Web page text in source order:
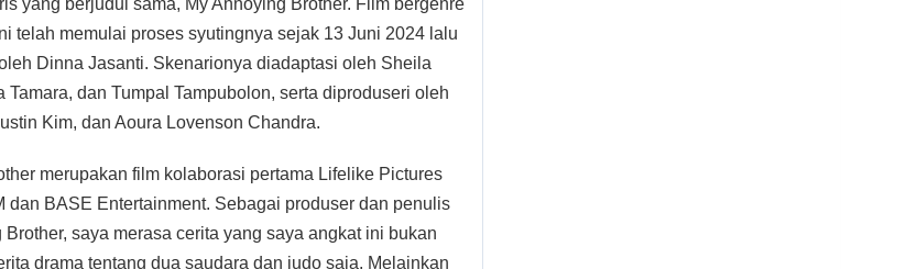
telah memulai proses syutingnya sejak 13 Juni 2024 lalu
Dinna Jasanti. Skenarionya diadaptasi oleh Sheila
Tamara, dan Tumpal Tampubolon, serta diproduseri oleh
Kim, dan Aoura Lovenson Chandra.
merupakan film kolaborasi pertama Lifelike Pictures
dan BASE Entertainment. Sebagai produser dan penulis
Brother, saya merasa cerita yang saya angkat ini bukan
drama tentang dua saudara dan judo saja. Melainkan